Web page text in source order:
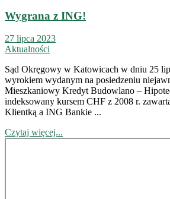
Wygrana z ING!
27 lipca 2023
Aktualności
Sąd Okręgowy w Katowicach w dniu 25
wyrokiem wydanym na posiedzeniu
Mieszkaniowy Kredyt Budowlano –
indeksowany kursem CHF z 2008 r.
Klientką a ING Bankie ...
Czytaj więcej...